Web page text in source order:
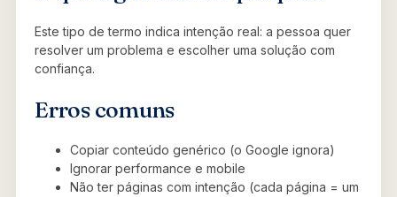
Este tipo de termo indica intenção real: a pessoa quer
resolver um problema e escolher uma solução com
confiança.
Erros comuns
Copiar conteúdo genérico (o Google ignora)
Ignorar performance e mobile
Não ter páginas com intenção (cada página = um